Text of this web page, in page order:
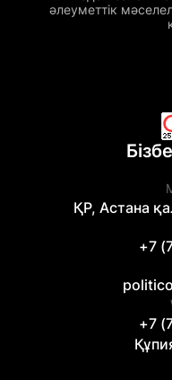
әлеуметтік
ҚР, Астана
+7
+7